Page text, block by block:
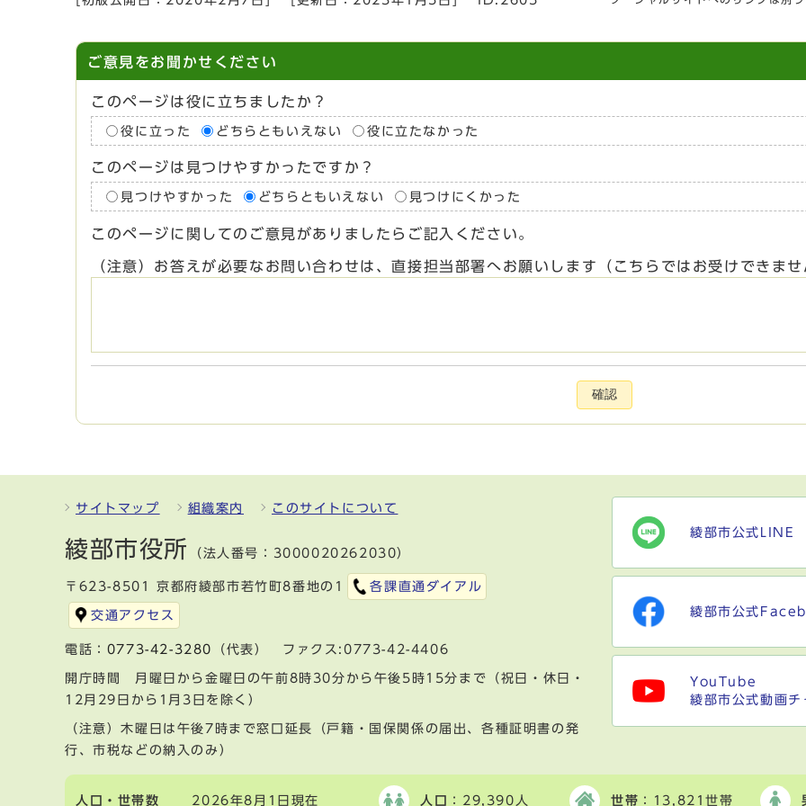
ご意見をお聞かせください
このページは役に立ちましたか？
役に立った どちらともいえない 役に立たなかった
このページは見つけやすかったですか？
見つけやすかった どちらともいえない 見つけにくかった
このページに関してのご意見がありましたらご記入ください。
（注意）お答えが必要なお問い合わせは、直接担当部署へお願いします（こちらではお受けできま
確認
サイトマップ 組織案内 このサイトについて
綾部市役所 （法人番号：3000020262030）
〒623-8501 京都府綾部市若竹町8番地の1 各課直通ダイアル
交通アクセス
電話： 0773-42-3280 （代表） ファクス:0773-42-4406
開庁時間 月曜日から金曜日の午前8時30分から午後5時15分まで（祝日・休日・
12月29日から1月3日を除く）
（注意）木曜日は午後7時まで窓口延長（戸籍・国保関係の届出、各種証明書の発
行、市税などの納入のみ）
綾部市公式LINE
綾部市公式
YouTube
綾部市公式動画チ
人口・世帯数 2026年8月1日現在 人口 ：29,390人 世帯 ：13,821世帯